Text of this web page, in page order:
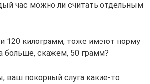
час можно ли считать отдельным
120 килограмм, тоже имеют норму
больше, скажем, 50 грамм?
ваш покорный слуга какие-то